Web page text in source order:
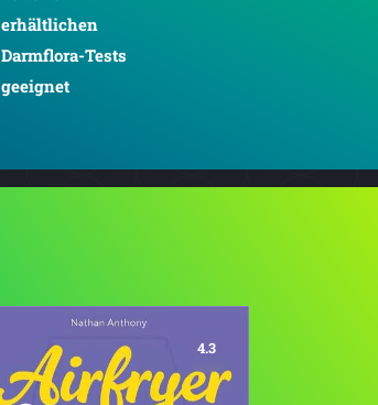
erhältlichen
Darmflora-Tests
geeignet
4.3